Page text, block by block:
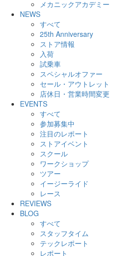
メカニックアカデミー
NEWS
すべて
25th Anniversary
ストア情報
入荷
試乗車
スペシャルオファー
セール・アウトレット
店休日・営業時間変更
EVENTS
すべて
参加募集中
注目のレポート
ストアイベント
スクール
ワークショップ
ツアー
イージーライド
レース
REVIEWS
BLOG
すべて
スタッフタイム
テックレポート
レポート